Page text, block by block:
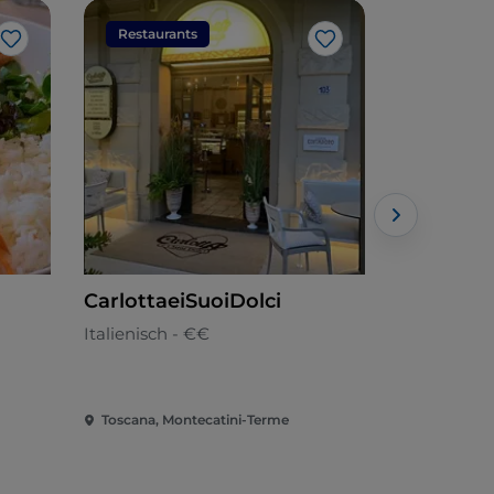
Like
Restaurants
Like
CarlottaeiSuoiDolci
Italienisch - €€
Toscana, Montecatini-Terme